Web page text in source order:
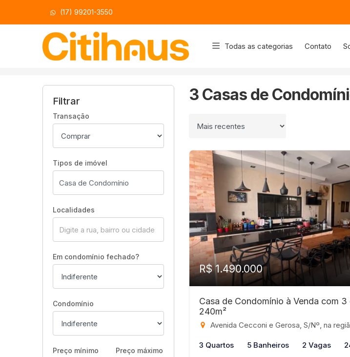
(17) 99201-3550
Página inicial
Todas as categorias Contato
Filtrar
Transação
Tipos de imóvel
Localidades
Em condomínio fechado?
Condomínio
Preço mínimo Preço máximo
3 Casas de
Ordenar por
R$ 1.490.000
Casa de Condomínio à Venda com 3
240m²
Avenida Cecconi e Gerosa, S/Nº, na região do Parque Dama/Represa Municipal, São José do Rio Preto - SP, CEP: 15062-220, 980 - Condomínio Recanto do
3 Quartos 5 Banheiros 2 Vagas